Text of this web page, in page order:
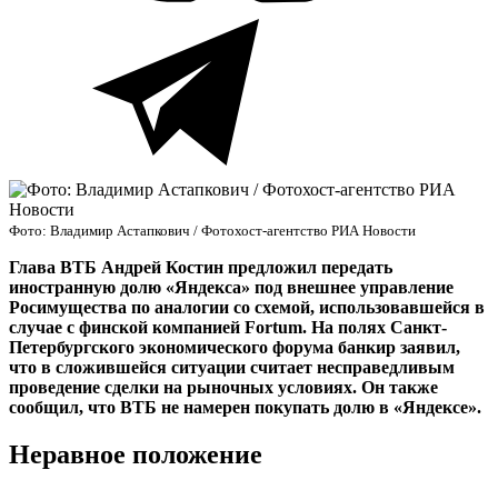
Фото: Владимир Астапкович / Фотохост-агентство РИА Новости
Глава ВТБ Андрей Костин предложил передать
иностранную долю «Яндекса» под внешнее управление
Росимущества по аналогии со схемой, использовавшейся в
случае с финской компанией Fortum. На полях Санкт-
Петербургского экономического форума банкир заявил,
что в сложившейся ситуации считает несправедливым
проведение сделки на рыночных условиях. Он также
сообщил, что ВТБ не намерен покупать долю в «Яндексе».
Неравное положение